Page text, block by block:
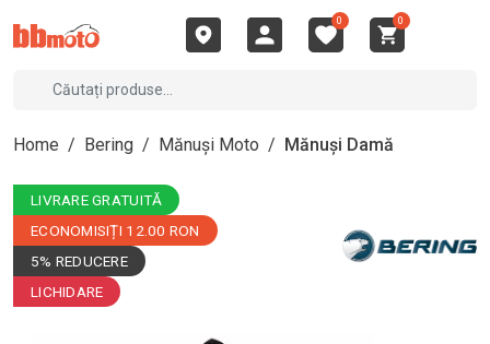
0 0
Home / Bering / Mănuși Moto / Mănuși Damă
LIVRARE GRATUITĂ
ECONOMISIȚI 12.00 RON
5% REDUCERE
LICHIDARE